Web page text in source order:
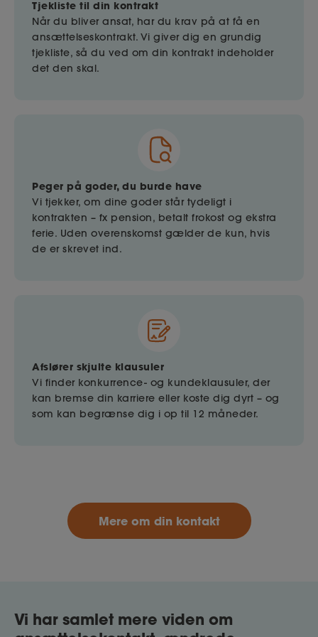
Tjekliste til din kontrakt
Når du bliver ansat, har du krav på at få en
ansættelseskontrakt. Vi giver dig en grundig
tjekliste, så du ved om din kontrakt indeholder
det den skal.
Peger på goder, du burde have
Vi tjekker, om dine goder står tydeligt i
kontrakten – fx pension, betalt frokost og ekstra
ferie. Uden overenskomst gælder de kun, hvis
de er skrevet ind.
Afslører skjulte klausuler
Vi finder konkurrence- og kundeklausuler, der
kan bremse din karriere eller koste dig dyrt – og
som kan begrænse dig i op til 12 måneder.
Mere om din kontakt
Vi har samlet mere viden om